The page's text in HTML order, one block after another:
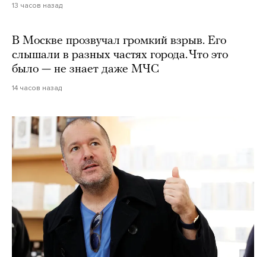
13 часов назад
В Москве прозвучал громкий взрыв. Его
слышали в разных частях города. Что это
было — не знает даже МЧС
14 часов назад